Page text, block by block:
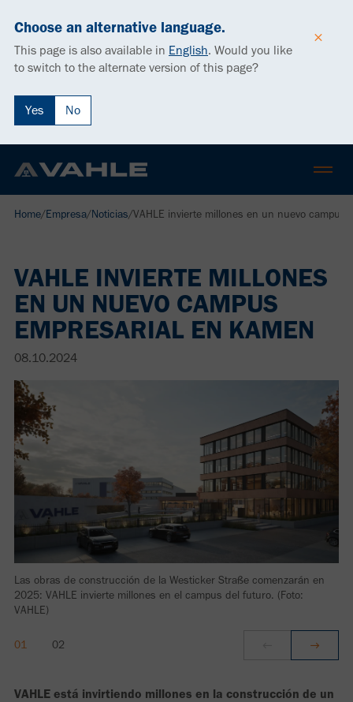
Choose an alternative language.
This page is also available in English. Would you like
to switch to the alternate version of this page?
Yes No
Home/Empresa/Noticias/VAHLE invierte millones en un nuevo campus
VAHLE INVIERTE MILLONES
EN UN NUEVO CAMPUS
EMPRESARIAL EN KAMEN
08.10.2024
Las obras de construcción de la Westicker Straße comenzarán en
2025: VAHLE invierte millones en el campus del futuro. (Foto:
VAHLE)
VAHLE está invirtiendo millones en la construcción de un